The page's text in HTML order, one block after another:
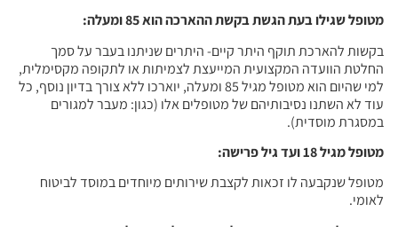
מטופל שגילו בעת הגשת בקשת ההארכה הוא 85 ומעלה
:
בקשות להארכת תוקף היתר קיים- היתרים שניתנו בעבר על סמך
החלטת הוועדה המקצועית המייעצת לצמיתות או לתקופה מקסימלית,
למי שהיום הוא מטופל מגיל 85 ומעלה, יוארכו ללא צורך בדיון נוסף, כל
עוד לא השתנו נסיבותיהם של מטופלים אלו (כגון: מעבר למגורים
במסגרת מוסדית).
מטופל מגיל 18 ועד גיל פרישה
:
מטופל שנקבעה לו זכאות לקצבת שירותים מיוחדים במוסד לביטוח
לאומי.